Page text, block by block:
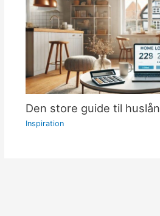
Den store guide til huslån
Inspiration